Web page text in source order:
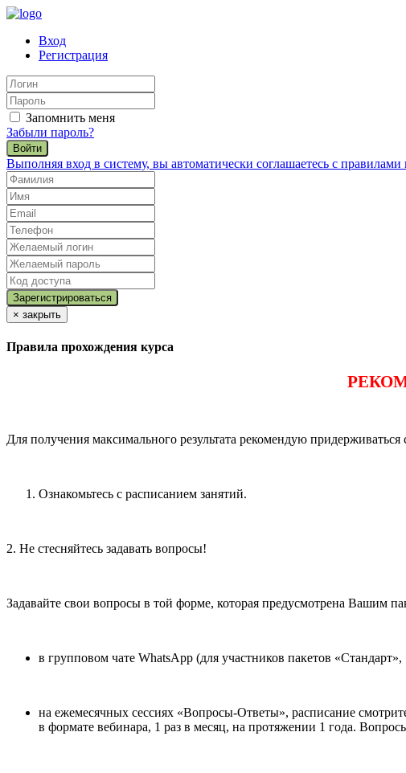
Вход
Регистрация
Запомнить меня
Забыли пароль?
Войти
Выполняя вход в систему, вы автоматически соглашаетесь с
× закрыть
Правила прохождения курса
Для получения максимального результата рекомендую
Ознакомьтесь с расписанием занятий.
2. Не стесняйтесь задавать вопросы!
Задавайте свои вопросы в той форме, которая предусмотрена Вашим
в групповом чате WhatsApp (для участников пакетов
на ежемесячных сессиях «Вопросы-Ответы», расписание
в формате вебинара, 1 раз в месяц, на протяжении 1 года.